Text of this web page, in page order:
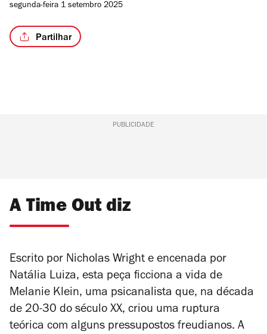
segunda-feira 1 setembro 2025
Partilhar
PUBLICIDADE
A Time Out diz
Escrito por Nicholas Wright e encenada por
Natália Luiza, esta peça ficciona a vida de
Melanie Klein, uma psicanalista que, na década
de 20-30 do século XX, criou uma ruptura
teórica com alguns pressupostos freudianos. A